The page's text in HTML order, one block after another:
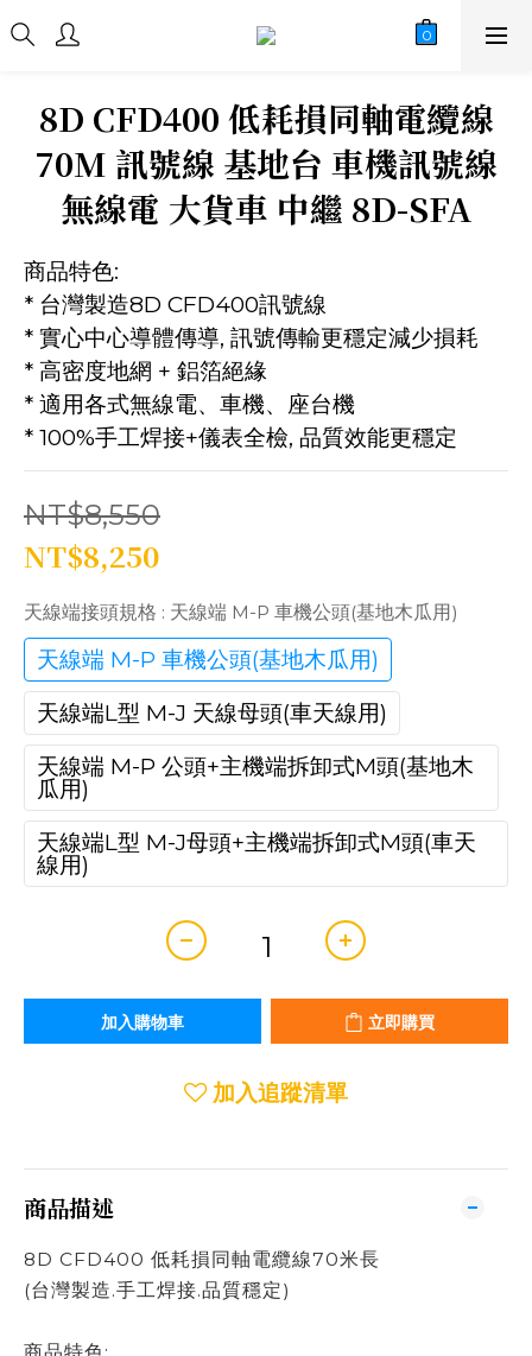
8D CFD400 低耗損同軸電纜線
70M 訊號線 基地台 車機訊號線
無線電 大貨車 中繼 8D-SFA
商品特色:
* 台灣製造8D CFD400訊號線
* 實心中心導體傳導, 訊號傳輸更穩定減少損耗
* 高密度地網 + 鋁箔絕緣
* 適用各式無線電、車機、座台機
* 100%手工焊接+儀表全檢, 品質效能更穩定
NT$8,550
NT$8,250
天線端接頭規格 : 天線端 M-P 車機公頭(基地木瓜用)
天線端 M-P 車機公頭(基地木瓜用)
天線端L型 M-J 天線母頭(車天線用)
天線端 M-P 公頭+主機端拆卸式M頭(基地木
瓜用)
天線端L型 M-J母頭+主機端拆卸式M頭(車天
線用)
加入購物車 立即購買
加入追蹤清單
商品描述
8D CFD400 低耗損同軸電纜線70米長
(台灣製造.手工焊接.品質穩定)